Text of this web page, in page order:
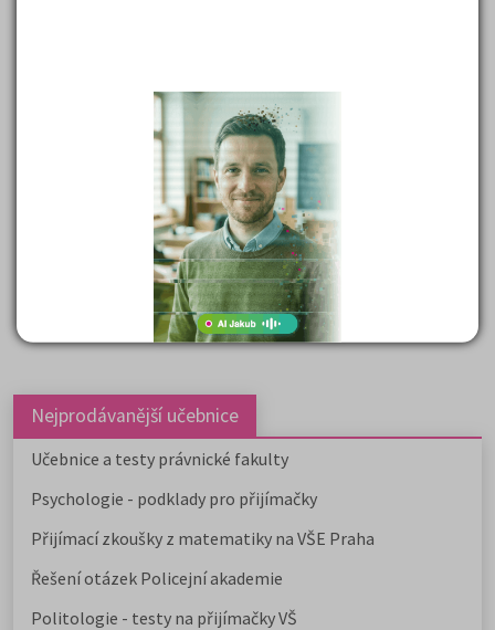
vyplněný záznamový arch(pdf 305,01 kB)
(pdf 204,56 kB)
(pdf 210,79 kB)
vyplněný záznamový arch(pdf 306,08 kB)
Nejprodávanější učebnice
Učebnice a testy právnické fakulty
Psychologie - podklady pro přijímačky
Přijímací zkoušky z matematiky na VŠE Praha
Řešení otázek Policejní akademie
Politologie - testy na přijímačky VŠ